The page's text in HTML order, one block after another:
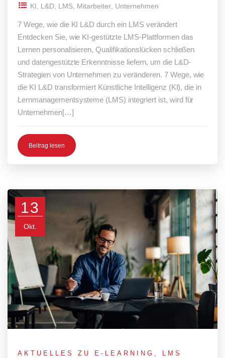
KI
L&D LMS Mitarbeiter Unternehmen
7 Wege, wie die KI L&D durch ein LMS verändert
Entdecken Sie, wie KI-gestützte LMS-Plattformen das
Lernen personalisieren, Qualifikationslücken schließen
und datengestützte Erkenntnisse liefern, um die L&D-
Strategien von Unternehmen zu veränderen. 7 Wege, wie
die KI L&D transformiert Künstliche Intelligenz (KI), die in
Lernmanagementsysteme (LMS) integriert ist, wird für
Unternehmen[…]
Beitrag lesen
13
Okt.
AKTUELLES ZU E-LEARNING , LMS